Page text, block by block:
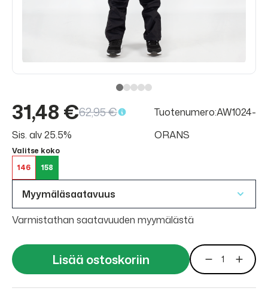
31,48 €62,95 €
Sis. alv 25.5%
Tuotenumero:AW1024-
ORANS
Valitse koko
146
158
Myymäläsaatavuus
Varmistathan saatavuuden myymälästä
Lisää ostoskoriin